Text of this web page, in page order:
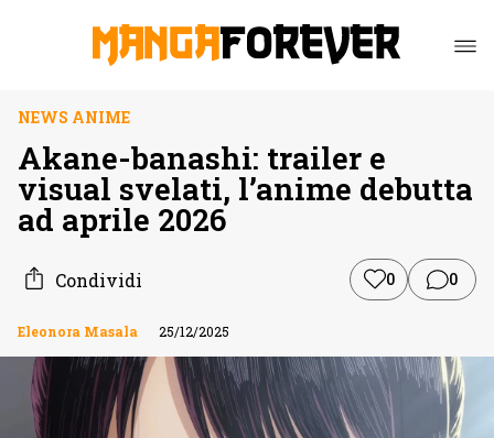
NEWS ANIME
Akane-banashi: trailer e
visual svelati, l’anime debutta
ad aprile 2026
Condividi 0 0
Eleonora Masala 25/12/2025